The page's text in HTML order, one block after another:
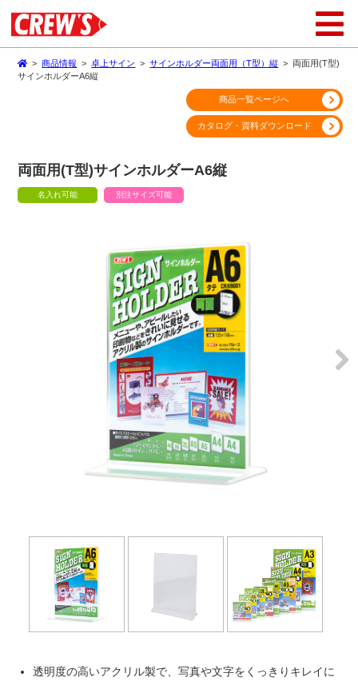
>商品情報 >卓上サイン >サインホルダー両面用（T型）縦 >両面用(T型)
サインホルダーA6縦
両面用(T型)サインホルダーA6縦
名入れ可能 別注サイズ可能
商品一覧ページへ
カタログ・資料ダウンロード
透明度の高いアクリル製で、写真や文字をくっきりキレイに